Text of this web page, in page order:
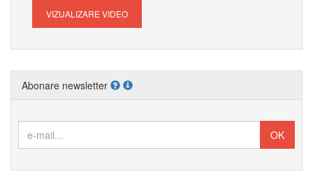
VIZUALIZARE VIDEO
Abonare newsletter